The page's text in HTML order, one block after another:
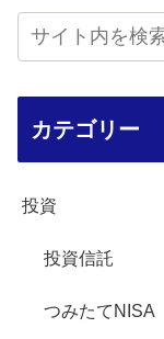
カテゴリー
投資
投資信託
つみたてNISA